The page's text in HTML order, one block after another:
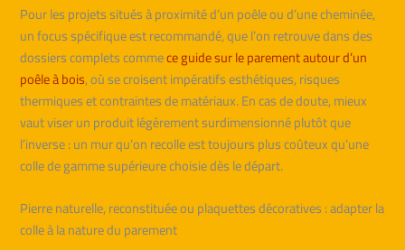
Pour les projets situés à proximité d’un poêle ou d’une cheminée,
un focus spécifique est recommandé, que l’on retrouve dans des
dossiers complets commece guide sur le parement autour d’un
poêle à bois, où se croisent impératifs esthétiques, risques
thermiques et contraintes de matériaux. En cas de doute, mieux
vaut viser un produit légèrement surdimensionné plutôt que
l’inverse : un mur qu’on recolle est toujours plus coûteux qu’une
colle de gamme supérieure choisie dès le départ.
Pierre naturelle, reconstituée ou plaquettes décoratives : adapter la
colle à la nature du parement